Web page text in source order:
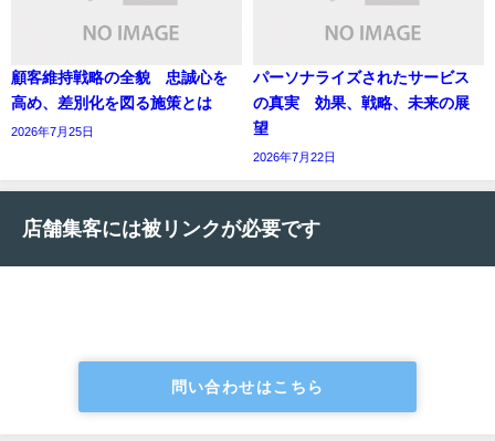
顧客維持戦略の全貌 忠誠心を
高め、差別化を図る施策とは
2026年7月25日
パーソナライズされたサービス
の真実 効果、戦略、未来の展
望
2026年7月22日
店舗集客には被リンクが必要です
問い合わせはこちら